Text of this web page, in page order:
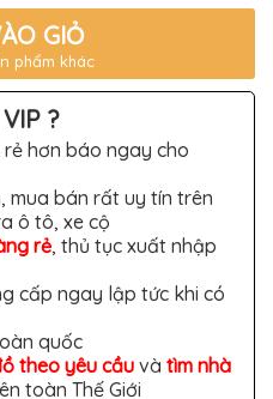
GIỎ
phẩm khác
?
rẻ hơn báo ngay cho
mua bán rất uy tín trên
ô tô, xe cộ
rẻ, thủ tục xuất nhập
cấp ngay lập tức khi có
quốc
theo yêu cầu và tìm nhà
toàn Thế Giới